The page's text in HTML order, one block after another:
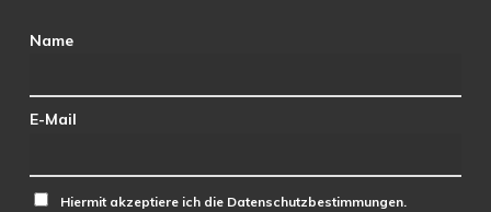
Name
E-Mail
Hiermit akzeptiere ich die Datenschutzbestimmungen.